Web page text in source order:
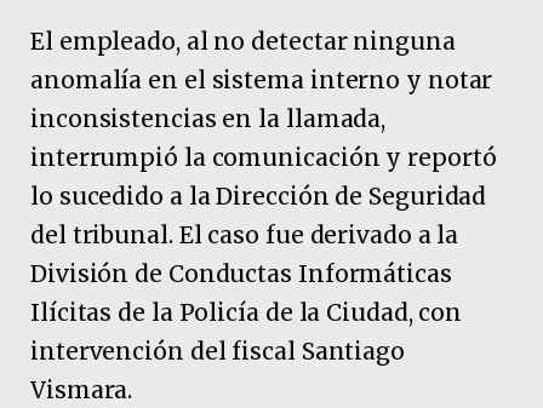
El empleado, al no detectar ninguna
anomalía en el sistema interno y notar
inconsistencias en la llamada,
interrumpió la comunicación y reportó
lo sucedido a la Dirección de Seguridad
del tribunal. El caso fue derivado a la
División de Conductas Informáticas
Ilícitas de la Policía de la Ciudad, con
intervención del fiscal Santiago
Vismara.